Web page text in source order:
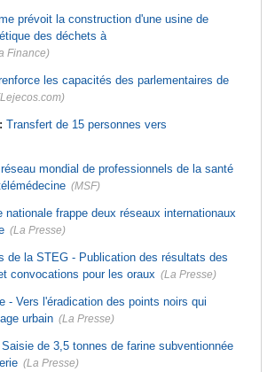
prévoit la construction d'une usine de
des déchets à
Finance)
les capacités des parlementaires de
Transfert de 15 personnes vers
mondial de professionnels de la santé
(MSF)
nationale frappe deux réseaux internationaux
(La Presse)
de la STEG - Publication des résultats des
convocations pour les oraux (La Presse)
- Vers l'éradication des points noirs qui
urbain (La Presse)
Saisie de 3,5 tonnes de farine subventionnée
(La Presse)